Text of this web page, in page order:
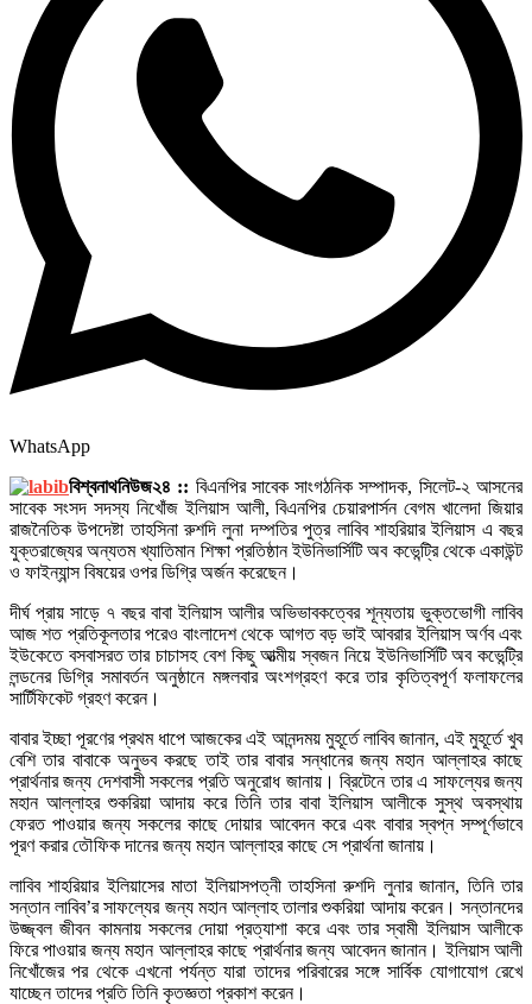
WhatsApp
বিশ্বনাথনিউজ২৪ :: বিএনপির সাবেক সাংগঠনিক সম্পাদক, সিলেট-২ আসনের
সাবেক সংসদ সদস্য নিখোঁজ ইলিয়াস আলী, বিএনপির চেয়ারপার্সন বেগম খালেদা জিয়ার
রাজনৈতিক উপদেষ্টা তাহসিনা রুশদি লুনা দম্পতির পুত্র লাবিব শাহরিয়ার ইলিয়াস এ বছর
যুক্তরাজ্যের অন্যতম খ্যাতিমান শিক্ষা প্রতিষ্ঠান ইউনিভার্সিটি অব কভেন্ট্রি থেকে একাউন্ট
ও ফাইন্যান্স বিষয়ের ওপর ডিগ্রি অর্জন করেছেন।
দীর্ঘ প্রায় সাড়ে ৭ বছর বাবা ইলিয়াস আলীর অভিভাবকত্বের শূন্যতায় ভুক্তভোগী লাবিব
আজ শত প্রতিকূলতার পরেও বাংলাদেশ থেকে আগত বড় ভাই আবরার ইলিয়াস অর্ণব এবং
ইউকেতে বসবাসরত তার চাচাসহ বেশ কিছু আত্মীয় স্বজন নিয়ে ইউনিভার্সিটি অব কভেন্ট্রি
লন্ডনের ডিগ্রি সমাবর্তন অনুষ্ঠানে মঙ্গলবার অংশগ্রহণ করে তার কৃতিত্বপূর্ণ ফলাফলের
সার্টিফিকেট গ্রহণ করেন।
বাবার ইচ্ছা পূরণের প্রথম ধাপে আজকের এই আনন্দময় মুহূর্তে লাবিব জানান, এই মুহূর্তে খুব
বেশি তার বাবাকে অনুভব করছে তাই তার বাবার সন্ধানের জন্য মহান আল্লাহর কাছে
প্রার্থনার জন্য দেশবাসী সকলের প্রতি অনুরোধ জানায়। ব্রিটেনে তার এ সাফল্যের জন্য
মহান আল্লাহর শুকরিয়া আদায় করে তিনি তার বাবা ইলিয়াস আলীকে সুস্থ অবস্থায়
ফেরত পাওয়ার জন্য সকলের কাছে দোয়ার আবেদন করে এবং বাবার স্বপ্ন সম্পূর্ণভাবে
পূরণ করার তৌফিক দানের জন্য মহান আল্লাহর কাছে সে প্রার্থনা জানায়।
লাবিব শাহরিয়ার ইলিয়াসের মাতা ইলিয়াসপত্নী তাহসিনা রুশদি লুনার জানান, তিনি তার
সন্তান লাবিব’র সাফল্যের জন্য মহান আল্লাহ তালার শুকরিয়া আদায় করেন। সন্তানদের
উজ্জ্বল জীবন কামনায় সকলের দোয়া প্রত্যাশা করে এবং তার স্বামী ইলিয়াস আলীকে
ফিরে পাওয়ার জন্য মহান আল্লাহর কাছে প্রার্থনার জন্য আবেদন জানান। ইলিয়াস আলী
নিখোঁজের পর থেকে এখনো পর্যন্ত যারা তাদের পরিবারের সঙ্গে সার্বিক যোগাযোগ রেখে
যাচ্ছেন তাদের প্রতি তিনি কৃতজ্ঞতা প্রকাশ করেন।